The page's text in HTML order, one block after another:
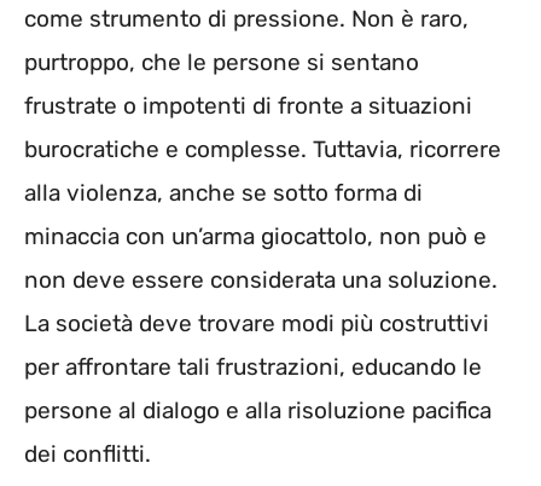
come strumento di pressione. Non è raro,
purtroppo, che le persone si sentano
frustrate o impotenti di fronte a situazioni
burocratiche e complesse. Tuttavia, ricorrere
alla violenza, anche se sotto forma di
minaccia con un’arma giocattolo, non può e
non deve essere considerata una soluzione.
La società deve trovare modi più costruttivi
per affrontare tali frustrazioni, educando le
persone al dialogo e alla risoluzione pacifica
dei conflitti.